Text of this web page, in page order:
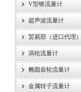
V型锥流量计
超声波流量计
贸易部（进口代理）
涡轮流量计
椭圆齿轮流量计
金属转子流量计